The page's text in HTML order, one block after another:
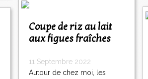
Coupe de riz au lait
aux figues fraîches
11 Septembre 2022
Autour de chez moi, les